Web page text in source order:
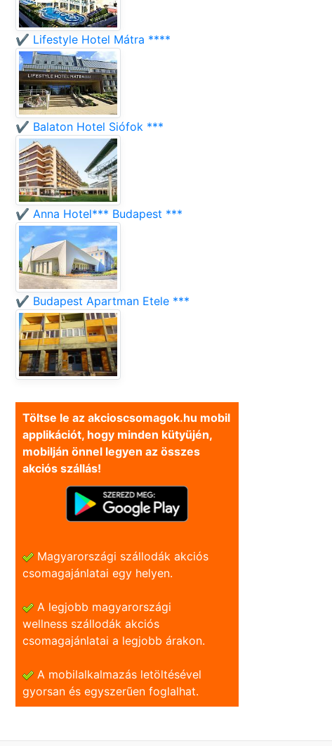
✔️ Lifestyle Hotel Mátra ****
✔️ Balaton Hotel Siófok ***
✔️ Anna Hotel*** Budapest ***
✔️ Budapest Apartman Etele ***
Töltse le az akcioscsomagok.hu mobil
applikációt, hogy minden kütyüjén,
mobilján önnel legyen az összes
akciós szállás!
Magyarországi szállodák akciós
csomagajánlatai egy helyen.
A legjobb magyarországi
wellness szállodák akciós
csomagajánlatai a legjobb árakon.
A mobilalkalmazás letöltésével
gyorsan és egyszerũen foglalhat.